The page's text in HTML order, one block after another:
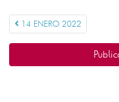
14 ENERO 2022